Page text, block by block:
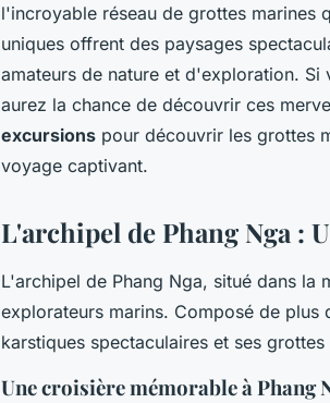
l'incroyable réseau de grottes marines
uniques offrent des paysages
amateurs de nature et d'exploration.
aurez la chance de découvrir ces
excursions pour découvrir les grottes
voyage captivant.
L'archipel de Phang Nga :
L'archipel de Phang Nga, situé dans la
explorateurs marins. Composé de
karstiques spectaculaires et ses
Une croisière mémorable à Phang